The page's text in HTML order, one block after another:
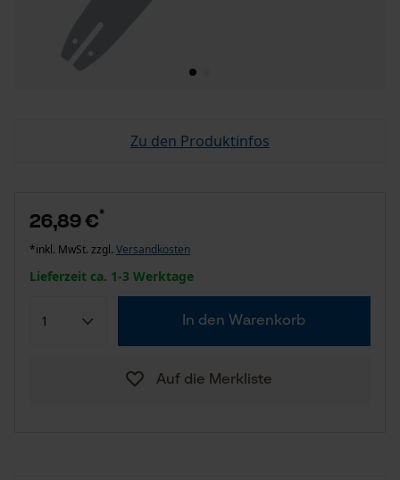
Zu den Produktinfos
26,89 €*
*inkl. MwSt. zzgl. Versandkosten
Lieferzeit ca. 1-3 Werktage
In den Warenkorb
Auf die Merkliste